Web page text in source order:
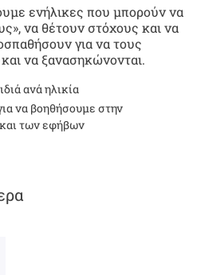
ενήλικες που μπορούν να
να θέτουν στόχους και να
για να τους
να ξανασηκώνονται.
ανά ηλικία
να βοηθήσουμε στην
των εφήβων